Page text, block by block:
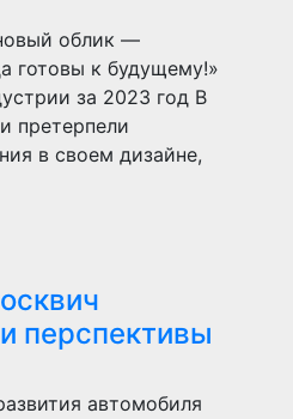
облик —
готовы к будущему!»
за 2023 год В
претерпели
в своем дизайне,
перспективы
автомобиля